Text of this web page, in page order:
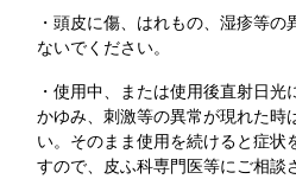
・頭皮に傷、はれもの、湿疹等
ないでください。
・使用中、または使用後直射日光
かゆみ、刺激等の異常が現れた時
い。そのまま使用を続けると症状
すので、皮ふ科専門医等にご相談